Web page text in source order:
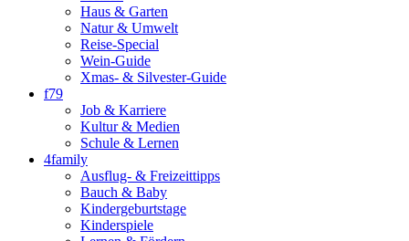
Haus & Garten
Natur & Umwelt
Reise-Special
Wein-Guide
Xmas- & Silvester-Guide
f79
Job & Karriere
Kultur & Medien
Schule & Lernen
4family
Ausflug- & Freizeittipps
Bauch & Baby
Kindergeburtstage
Kinderspiele